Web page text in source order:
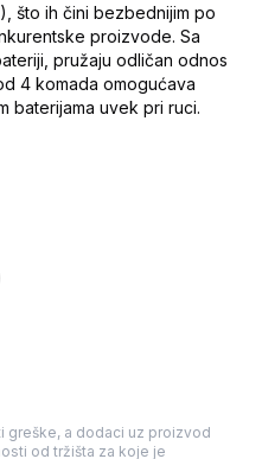
što ih čini bezbednijim po
proizvode. Sa
pružaju odličan odnos
4 komada omogućava
baterijama uvek pri ruci.
greške, a dodaci uz proizvod
od tržišta za koje je